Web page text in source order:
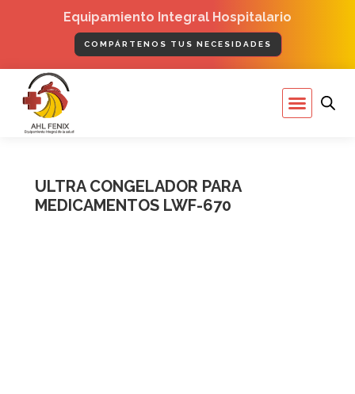
Equipamiento Integral Hospitalario
COMPÁRTENOS TUS NECESIDADES
Menú
ULTRA CONGELADOR PARA
MEDICAMENTOS LWF-670